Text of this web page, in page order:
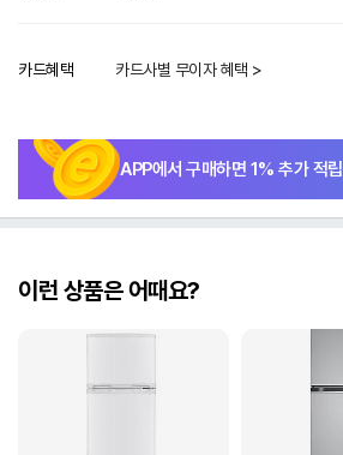
카드혜택 카드사별 무이자 혜택 >
APP에서 구매하면 1% 추가 적립
이런 상품은 어때요?